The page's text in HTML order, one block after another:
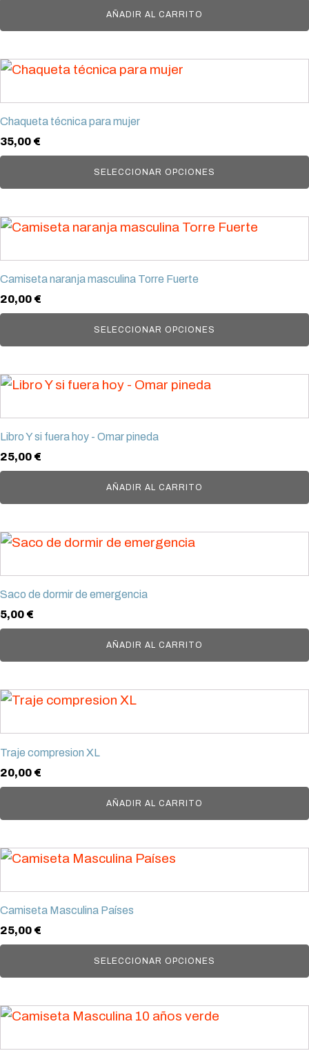
AÑADIR AL CARRITO
Chaqueta técnica para mujer
35,00 €
SELECCIONAR OPCIONES
Este
múltiples
variantes.
opciones
se
pueden
en
la
página
Camiseta naranja masculina Torre Fuerte
20,00 €
SELECCIONAR OPCIONES
Este
múltiples
variantes.
opciones
se
pueden
en
la
página
Libro Y si fuera hoy - Omar pineda
25,00 €
AÑADIR AL CARRITO
Saco de dormir de emergencia
5,00 €
AÑADIR AL CARRITO
Traje compresion XL
20,00 €
AÑADIR AL CARRITO
Camiseta Masculina Países
25,00 €
SELECCIONAR OPCIONES
Este
múltiples
variantes.
opciones
se
pueden
Este